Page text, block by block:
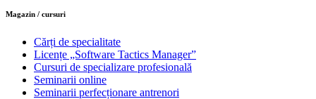
Magazin / cursuri
Cărți de specialitate
Licențe „Software Tactics Manager”
Cursuri de specializare profesională
Seminarii online
Seminarii perfecționare antrenori